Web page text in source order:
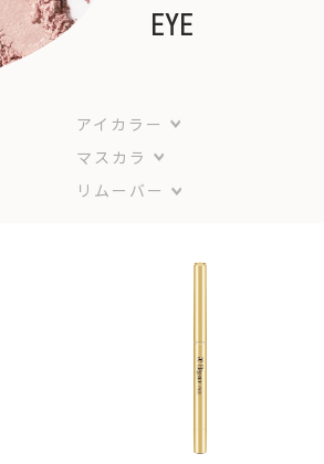
ELEGANCE 2026 AUTUMN
ELEGANCE 2026
AIRY LIQUID FOUNDATION
EYE
アイカラー
マスカラ
リムーバー